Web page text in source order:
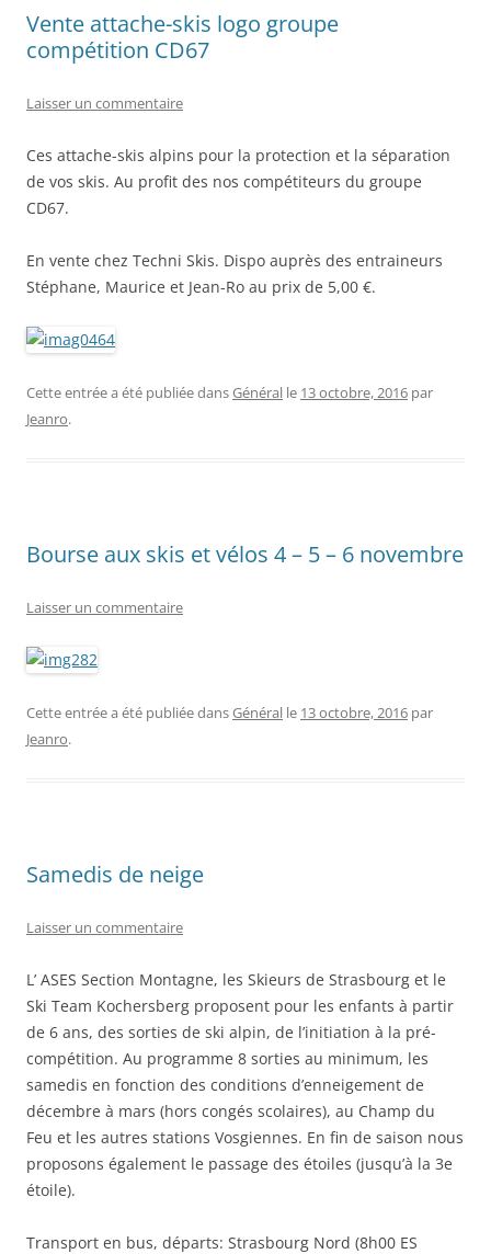
Vente attache-skis logo groupe
compétition CD67
Laisser un commentaire
Ces attache-skis alpins pour la protection et la séparation
de vos skis. Au profit des nos compétiteurs du groupe
CD67.
En vente chez Techni Skis. Dispo auprès des entraineurs
Stéphane, Maurice et Jean-Ro au prix de 5,00 €.
Cette entrée a été publiée dansGénéral le 13 octobre, 2016 par
Jeanro.
Bourse aux skis et vélos 4 – 5 – 6 novembre
Laisser un commentaire
Cette entrée a été publiée dansGénéral le 13 octobre, 2016 par
Jeanro.
Samedis de neige
Laisser un commentaire
L’ ASES Section Montagne, les Skieurs de Strasbourg et le
Ski Team Kochersberg proposent pour les enfants à partir
de 6 ans, des sorties de ski alpin, de l’initiation à la pré-
compétition. Au programme 8 sorties au minimum, les
samedis en fonction des conditions d’enneigement de
décembre à mars (hors congés scolaires), au Champ du
Feu et les autres stations Vosgiennes. En fin de saison nous
proposons également le passage des étoiles (jusqu’à la 3e
étoile).
Transport en bus, départs: Strasbourg Nord (8h00 ES